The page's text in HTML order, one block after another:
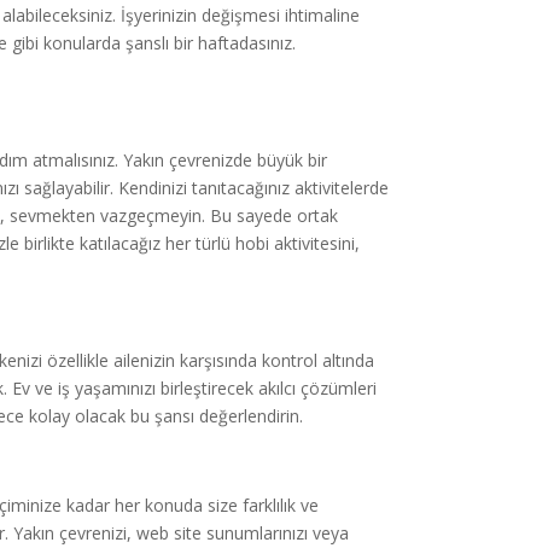
İşyerinizin değişmesi ihtimaline
konularda şanslı bir haftadasınız.
atmalısınız. Yakın çevrenizde büyük bir
sağlayabilir. Kendinizi tanıtacağınız aktivitelerde
sevmekten vazgeçmeyin. Bu sayede ortak
birlikte katılacağız her türlü hobi aktivitesini,
özellikle ailenizin karşısında kontrol altında
ve iş yaşamınızı birleştirecek akılcı çözümleri
kolay olacak bu şansı değerlendirin.
kadar her konuda size farklılık ve
çevrenizi, web site sunumlarınızı veya